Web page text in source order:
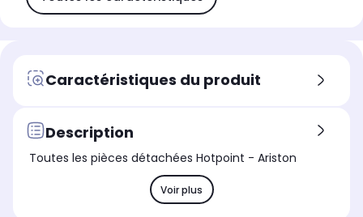
Caractéristiques du produit
Description
Toutes les pièces détachées Hotpoint - Ariston
Voir plus